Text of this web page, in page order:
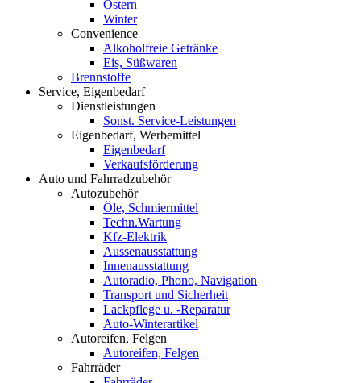
Ostern
Winter
Convenience
Alkoholfreie Getränke
Eis, Süßwaren
Brennstoffe
Service, Eigenbedarf
Dienstleistungen
Sonst. Service-Leistungen
Eigenbedarf, Werbemittel
Eigenbedarf
Verkaufsförderung
Auto und Fahrradzubehör
Autozubehör
Öle, Schmiermittel
Techn.Wartung
Kfz-Elektrik
Aussenausstattung
Innenausstattung
Autoradio, Phono, Navigation
Transport und Sicherheit
Lackpflege u. -Reparatur
Auto-Winterartikel
Autoreifen, Felgen
Autoreifen, Felgen
Fahrräder